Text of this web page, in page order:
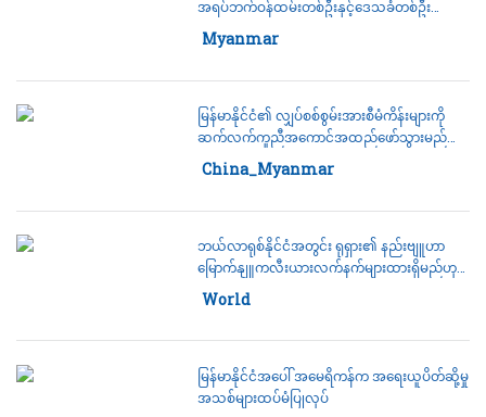
အရပ်ဘက်ဝန်ထမ်းတစ်ဦးနှင့်ဒေသခံတစ်ဦး
သေဆုံးခဲ့ရဟုနစကသတင်းထုတ်ပြန်
Category:
Myanmar
မြန်မာနိုင်ငံ၏ လျှပ်စစ်စွမ်းအားစီမံကိန်းများကို
ဆက်လက်ကူညီအကောင်အထည်ဖော်သွားမည်ဟု
တရုတ်အစိုးရပြော
Category:
China_Myanmar
ဘယ်လာရုစ်နိုင်ငံအတွင်း ရုရှား၏ နည်းဗျူဟာ
မြောက်နျူကလီးယားလက်နက်များထားရှိမည်ဟု
ရုရှားသမ္မတပူတင်ပြော
Category:
World
မြန်မာနိုင်ငံအပေါ် အမေရိကန်က အရေးယူပိတ်ဆို့မှု
အသစ်များထပ်မံပြုလုပ်